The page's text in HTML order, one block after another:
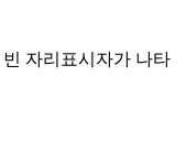
자리표시자가 나타